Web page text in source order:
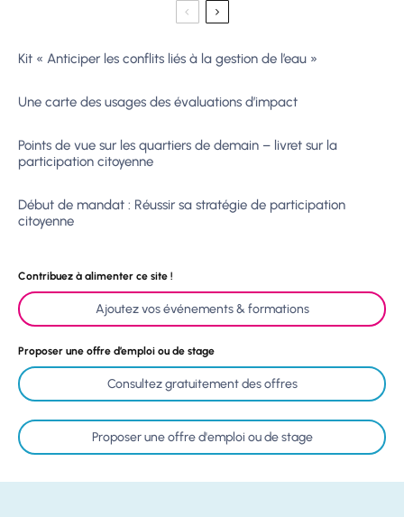
Kit « Anticiper les conflits liés à la gestion de l’eau »
Une carte des usages des évaluations d’impact
Points de vue sur les quartiers de demain – livret sur la
participation citoyenne
Début de mandat : Réussir sa stratégie de participation
citoyenne
Contribuez à alimenter ce site !
Ajoutez vos événements & formations
Proposer une offre d’emploi ou de stage
Consultez gratuitement des offres
Proposer une offre d'emploi ou de stage